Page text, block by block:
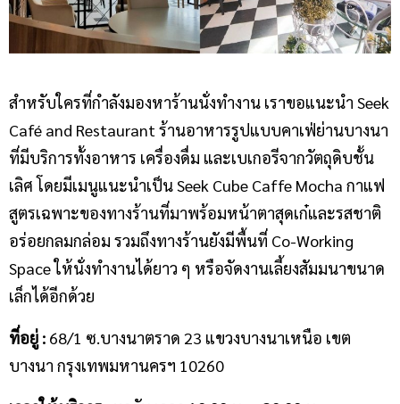
สำหรับใครที่กำลังมองหาร้านนั่งทำงาน เราขอแนะนำ Seek
Café and Restaurant ร้านอาหารรูปแบบคาเฟ่ย่านบางนา
ที่มีบริการทั้งอาหาร เครื่องดื่ม และเบเกอรีจากวัตถุดิบชั้น
เลิศ โดยมีเมนูแนะนำเป็น Seek Cube Caffe Mocha กาแฟ
สูตรเฉพาะของทางร้านที่มาพร้อมหน้าตาสุดเก๋และรสชาติ
อร่อยกลมกล่อม รวมถึงทางร้านยังมีพื้นที่ Co-Working
Space ให้นั่งทำงานได้ยาว ๆ หรือจัดงานเลี้ยงสัมมนาขนาด
เล็กได้อีกด้วย
ที่อยู่ : 68/1 ซ.บางนาตราด 23 แขวงบางนาเหนือ เขต
บางนา กรุงเทพมหานครฯ 10260